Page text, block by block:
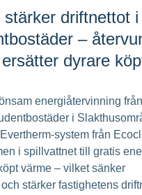
stärker driftnettot
–
dyrare
energiåtervinning
i
system från
i spillvattnet till gratis
värme – vilket sänker
stärker fastighetens